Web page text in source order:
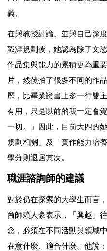
義。
在與教授討論、並與自己深
職涯規劃後，她認為除了文
作品集與能力的累積更為重
片，然後拍了很多不同的作
歷，比畢業證書上多一行雙
有用，只是以前的我一定會
一切。」因此，目前大四的
規劃相關」及「實作能力培
學分則退居其次。
職涯諮詢師的建議
對於仍在探索的大學生而言
商師賴人豪表示，「興趣」
念，必須在不同活動與領域
在意什麼、適合什麼。他說